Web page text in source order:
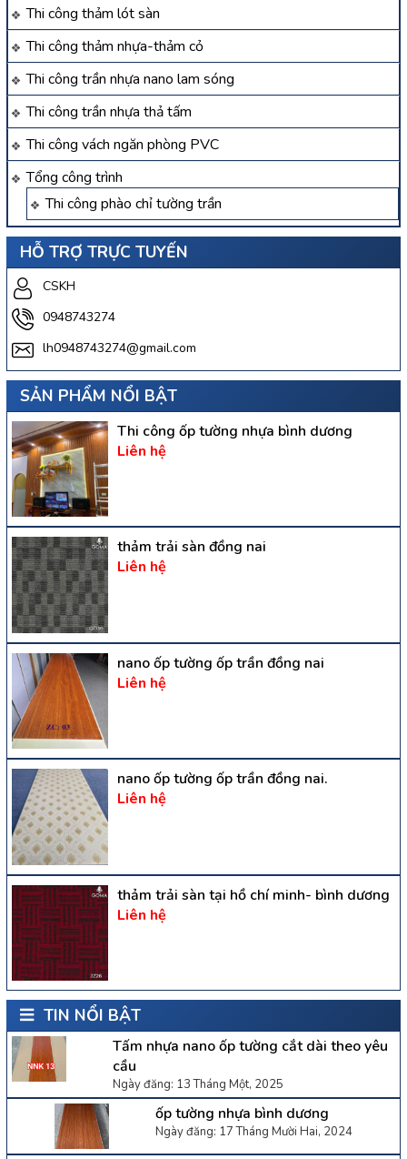
Thi công thảm lót sàn
Thi công thảm nhựa-thảm cỏ
Thi công trần nhựa nano lam sóng
Thi công trần nhựa thả tấm
Thi công vách ngăn phòng PVC
Tổng công trình
Thi công phào chỉ tường trần
HỖ TRỢ TRỰC TUYẾN
CSKH
0948743274
lh0948743274@gmail.com
SẢN PHẨM NỔI BẬT
Thi công ốp tường nhựa bình dương
Liên hệ
thảm trải sàn đồng nai
Liên hệ
nano ốp tường ốp trần đồng nai
Liên hệ
nano ốp tường ốp trần đồng nai.
Liên hệ
thảm trải sàn tại hồ chí minh- bình dương
Liên hệ
TIN NỔI BẬT
Tấm nhựa nano ốp tường cắt dài theo yêu
cầu
Ngày đăng: 13 Tháng Một, 2025
ốp tường nhựa bình dương
Ngày đăng: 17 Tháng Mười Hai, 2024